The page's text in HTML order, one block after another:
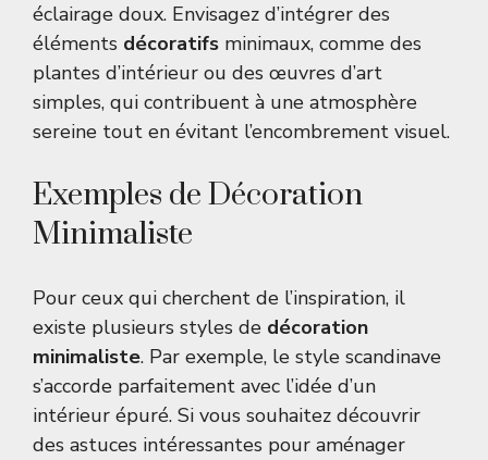
éclairage doux. Envisagez d’intégrer des
éléments décoratifs minimaux, comme des
plantes d’intérieur ou des œuvres d’art
simples, qui contribuent à une atmosphère
sereine tout en évitant l’encombrement visuel.
Exemples de Décoration
Minimaliste
Pour ceux qui cherchent de l’inspiration, il
existe plusieurs styles de décoration
minimaliste. Par exemple, le style scandinave
s’accorde parfaitement avec l’idée d’un
intérieur épuré. Si vous souhaitez découvrir
des astuces intéressantes pour aménager